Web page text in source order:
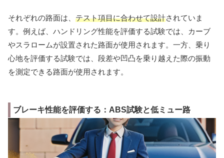
それぞれの路面は、 テスト項目に合わせて設計されていま
す。例えば、ハンドリング性能を評価する試験では、カーブ
やスラロームが設置された路面が使用されます。一方、乗り
心地を評価する試験では、段差や凹凸を乗り越えた際の振動
を測定できる路面が使用されます。
ブレーキ性能を評価する：ABS試験と低ミュー路